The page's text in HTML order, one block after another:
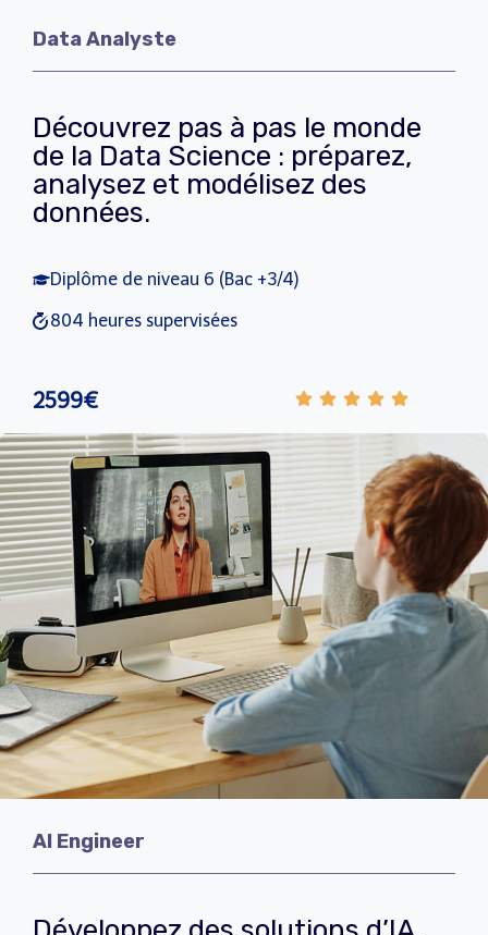
Data Analyste
Découvrez pas à pas le monde
de la Data Science : préparez,
analysez et modélisez des
données.
Diplôme de niveau 6 (Bac +3/4)
804 heures supervisées
2599€
AI Engineer